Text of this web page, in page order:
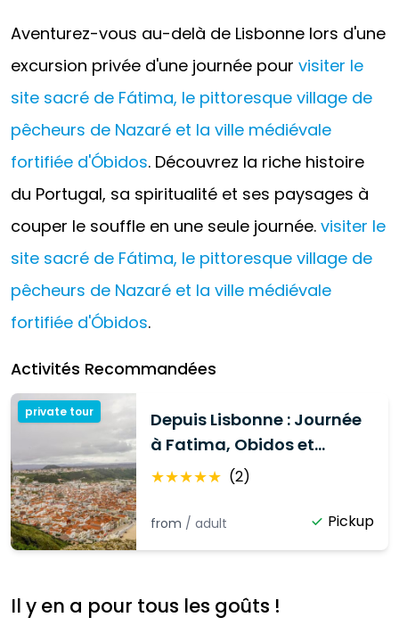
Aventurez-vous au-delà de Lisbonne lors d'une
excursion privée d'une journée pour visiter le
site sacré de Fátima, le pittoresque village de
pêcheurs de Nazaré et la ville médiévale
fortifiée d'Óbidos. Découvrez la riche histoire
du Portugal, sa spiritualité et ses paysages à
couper le souffle en une seule journée. visiter le
site sacré de Fátima, le pittoresque village de
pêcheurs de Nazaré et la ville médiévale
fortifiée d'Óbidos.
Activités Recommandées
private tour
Depuis Lisbonne : Journée
à Fatima, Obidos et
Nazare
★★★★★ (2)
from /adult Pickup
Il y en a pour tous les goûts !